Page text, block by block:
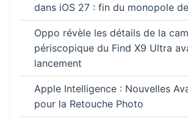
dans iOS 27 : fin du monopole de
Oppo révèle les détails de la
périscopique du Find X9 Ultra
lancement
Apple Intelligence : Nouvelles
pour la Retouche Photo